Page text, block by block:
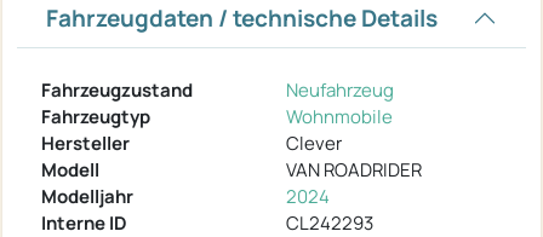
Fahrzeugdaten / technische Details
Fahrzeugzustand
Neufahrzeug
Fahrzeugtyp
Wohnmobile
Hersteller
Clever
Modell
VAN ROADRIDER
Modelljahr
2024
Interne ID
CL242293